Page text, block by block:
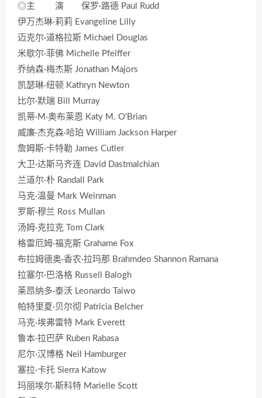
◎主 演 保罗·路德 Paul Rudd
伊万杰琳·莉莉 Evangeline Lilly
迈克尔·道格拉斯 Michael Douglas
米歇尔·菲佛 Michelle Pfeiffer
乔纳森·梅杰斯 Jonathan Majors
凯瑟琳·纽顿 Kathryn Newton
比尔·默瑞 Bill Murray
凯蒂·M·奥布莱恩 Katy M. O’Brian
威廉·杰克森·哈珀 William Jackson Harper
詹姆斯·卡特勒 James Cutler
大卫·达斯马齐连 David Dastmalchian
兰道尔·朴 Randall Park
马克·温曼 Mark Weinman
罗斯·穆兰 Ross Mullan
汤姆·克拉克 Tom Clark
格雷厄姆·福克斯 Grahame Fox
布拉姆德奥·香农·拉玛那 Brahmdeo Shannon Ramana
拉塞尔·巴洛格 Russell Balogh
莱昂纳多·泰沃 Leonardo Taiwo
帕特里夏·贝尔彻 Patricia Belcher
马克·埃弗雷特 Mark Everett
鲁本·拉巴萨 Ruben Rabasa
尼尔·汉博格 Neil Hamburger
塞拉·卡托 Sierra Katow
玛丽埃尔·斯科特 Marielle Scott